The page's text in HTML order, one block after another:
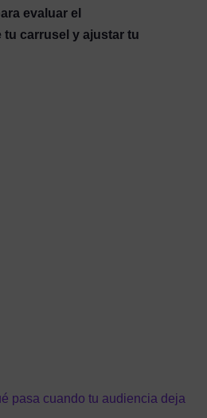
evaluar el
tu carrusel y ajustar tu
pasa cuando tu audiencia deja